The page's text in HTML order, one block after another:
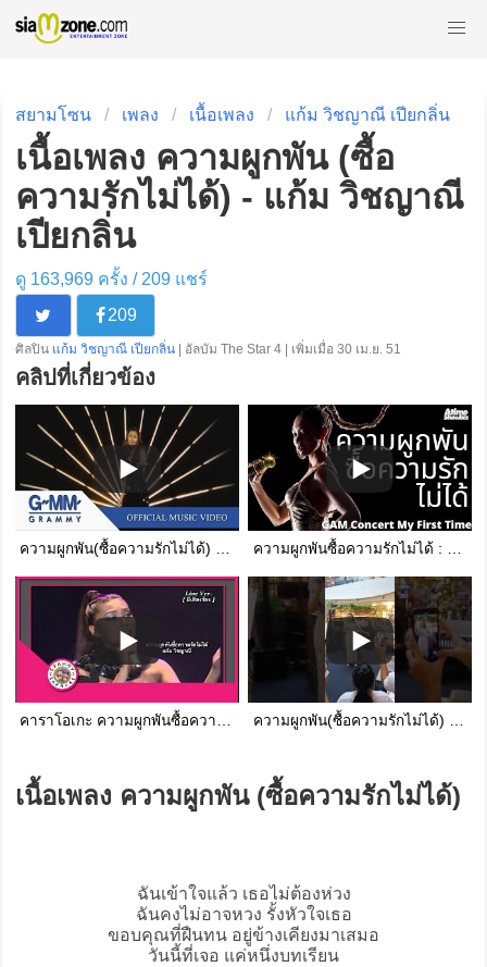
สยามโซน เพลง เนื้อเพลง แก้ม วิชญาณี เปียกลิ่น
เนื้อเพลง ความผูกพัน (ซื้อ
ความรักไม่ได้) - แก้ม วิชญาณี
เปียกลิ่น
ดู 163,969 ครั้ง / 209แชร์
209
ศิลปิน แก้ม วิชญาณี เปียกลิ่น | อัลบัม The Star 4 | เพิ่มเมื่อ 30 เม.ย. 51
คลิปที่เกี่ยวข้อง
ความผูกพัน(ซื้อความรักไม่ได้) - แก้ม วิชญาณี【OFFICIAL MV】 ความผูกพันซื้อความรักไม่ได้ : แก้ม วิชญาณี Gam Concert My First Time
คาราโอเกะ ความผูกพันซื้อความรักไม่ได้ - แก้ม วิชญาณี Live Ver. [ มีเสียงร้อง ] ความผูกพัน​(ซื้อ​ความรัก​ไม่ได้)​ #แก้ม​วิ​ชญา​ณี​
เนื้อเพลง ความผูกพัน (ซื้อความรักไม่ได้)
ฉันเข้าใจแล้ว เธอไม่ต้องห่วง
ฉันคงไม่อาจหวง รั้งหัวใจเธอ
ขอบคุณที่ฝืนทน อยู่ข้างเคียงมาเสมอ
วันนี้ที่เจอ แค่หนึ่งบทเรียน